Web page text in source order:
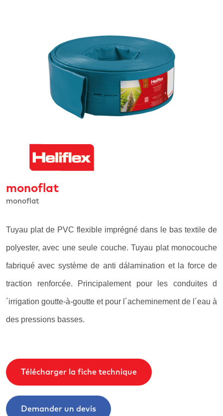
monoflat
monoflat
Tuyau plat de PVC flexible imprégné dans le bas textile de
polyester, avec une seule couche. Tuyau plat monocouche
fabriqué avec système de anti dálamination et la force de
traction renforcée. Principalement pour les conduites d
´irrigation goutte-à-goutte et pour l´acheminement de l´eau à
des pressions basses.
Télécharger la fiche technique
Demander un devis